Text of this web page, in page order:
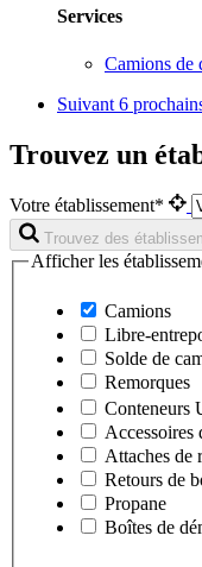
Services
Camions de
Suivant 6
Trouvez un
Votre établissement*
Trouvez des
Afficher les
Camions
Libre-
Solde de
Remorques
Conteneurs
Accessoires
Attaches de
Retours de
Propane
Boîtes de